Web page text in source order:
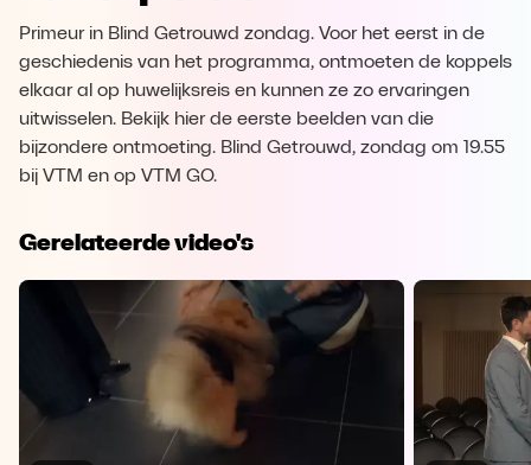
Primeur in Blind Getrouwd zondag. Voor het eerst in de
geschiedenis van het programma, ontmoeten de koppels
elkaar al op huwelijksreis en kunnen ze zo ervaringen
uitwisselen. Bekijk hier de eerste beelden van die
bijzondere ontmoeting. Blind Getrouwd, zondag om 19.55
bij VTM en op VTM GO.
Gerelateerde video's